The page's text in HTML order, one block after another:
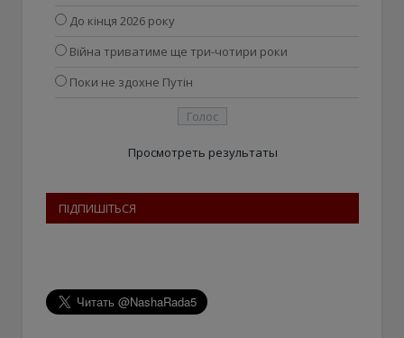
До кінця 2026 року
Війна триватиме ще три-чотири роки
Поки не здохне Путін
Просмотреть результаты
ПІДПИШІТЬСЯ